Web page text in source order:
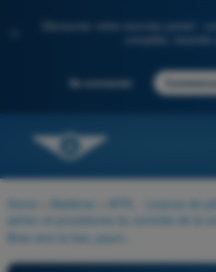
Découvrez notre nouveau portail :
Se connecter
Home Matières ATPL - Licence de
aérien et procédures du contrôle de la